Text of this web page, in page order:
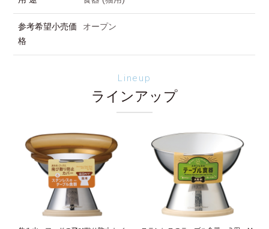
参考希望小売価
格
オープン
Lineup
ラインアップ